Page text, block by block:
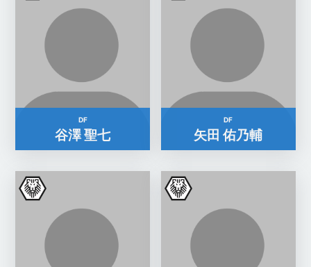
DF
谷澤 聖七
DF
矢田 佑乃輔